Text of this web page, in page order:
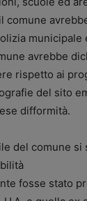
comune
municipale
avrebbe
rispetto ai
del sito
difformità.
del comune si
fosse stato